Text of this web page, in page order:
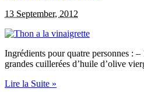
13 September, 2012
Ingrédients pour quatre personnes :
grandes cuillerées d’huile d’olive
Lire la Suite »